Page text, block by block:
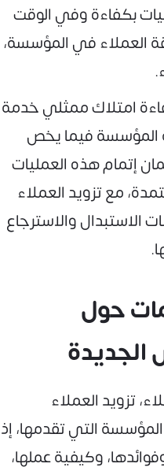
بكفاءة وفي الوقت
العملاء في المؤسسة،
امتلاك ممثلي خدمة
المؤسسة فيما يخص
إتمام هذه العمليات
مع تزويد العملاء
الاستبدال والاسترجاع
حول
الجديدة
تزويد العملاء
التي تقدمها، إذ
وكيفية عملها،